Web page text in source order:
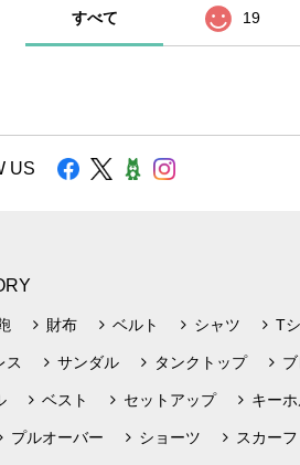
すべて 19
US
財布 ベルト シャツ T
ス サンダル タンクトップ
ベスト セットアップ キー
プルオーバー ショーツ スカーフ